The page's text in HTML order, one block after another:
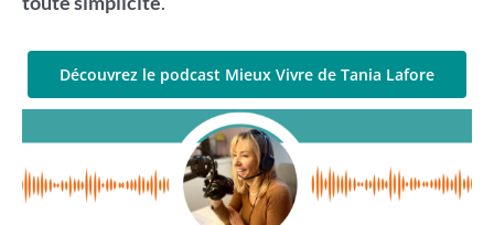
Découvrez le podcast Mieux Vivre de Tania Lafore